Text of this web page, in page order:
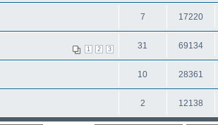
7 17220
1 2 3 31 69134
10 28361
2 12138